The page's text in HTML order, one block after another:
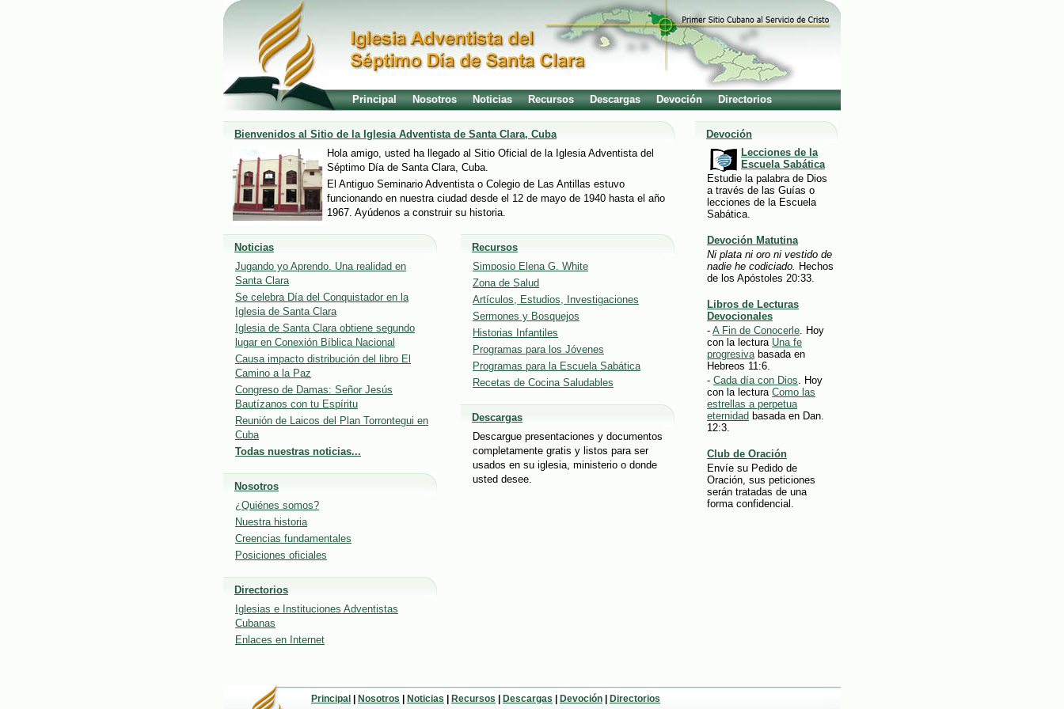
Principal Nosotros Noticias Recursos Descargas Devoción Directorios
Bienvenidos al Sitio de la Iglesia Adventista de Santa Clara, Cuba
Hola amigo, usted ha llegado al Sitio Oficial de la Iglesia Adventista del
Séptimo Día de Santa Clara, Cuba.
El Antiguo Seminario Adventista o Colegio de Las Antillas estuvo
funcionando en nuestra ciudad desde el 12 de mayo de 1940 hasta el año
1967. Ayúdenos a construir su historia.
Noticias
Jugando yo Aprendo. Una realidad en
Santa Clara
Se celebra Día del Conquistador en la
Iglesia de Santa Clara
Iglesia de Santa Clara obtiene segundo
lugar en Conexión Bíblica Nacional
Causa impacto distribución del libro El
Camino a la Paz
Congreso de Damas: Señor Jesús
Bautízanos con tu Espíritu
Reunión de Laicos del Plan Torrontegui en
Cuba
Todas nuestras noticias...
Nosotros
¿Quiénes somos?
Nuestra historia
Creencias fundamentales
Posiciones oficiales
Directorios
Iglesias e Instituciones Adventistas
Cubanas
Enlaces en Internet
Recursos
Simposio Elena G. White
Zona de Salud
Artículos, Estudios, Investigaciones
Sermones y Bosquejos
Historias Infantiles
Programas para los Jóvenes
Programas para la Escuela Sabática
Recetas de Cocina Saludables
Descargas
Descargue presentaciones y documentos
completamente gratis y listos para ser
usados en su iglesia, ministerio o donde
usted desee.
Devoción
Lecciones de la
Escuela Sabática
Estudie la palabra de Dios
a través de las Guías o
lecciones de la Escuela
Sabática.
Devoción Matutina
Ni plata ni oro ni vestido de
nadie he codiciado. Hechos
de los Apóstoles 20:33.
Libros de Lecturas
Devocionales
- A Fin de Conocerle. Hoy
con la lectura Una fe
progresivabasada en
Hebreos 11:6.
- Cada día con Dios. Hoy
con la lectura Como las
estrellas a perpetua
eternidad basada en Dan.
12:3.
Club de Oración
Envíe su Pedido de
Oración, sus peticiones
serán tratadas de una
forma confidencial.
Principal Nosotros Noticias Recursos Descargas Devoción Directorios